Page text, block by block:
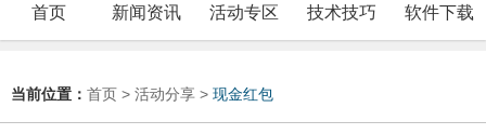
首页 新闻资讯 活动专区 技术技巧 软件下载
当前位置： 首页 > 活动分享 > 现金红包